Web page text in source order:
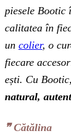
piesele Bootic
calitatea în
un colier, o
fiecare
ești. Cu
natural,
❞‬ Cătălina